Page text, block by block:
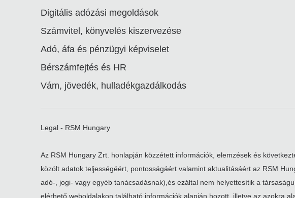
Digitális adózási megoldások
Számvitel, könyvelés kiszervezése
Adó, áfa és pénzügyi képviselet
Bérszámfejtés és HR
Vám, jövedék, hulladékgazdálkodás
Legal - RSM Hungary
Az RSM Hungary Zrt. honlapján közzétett információk, elemzések és
közölt adatok teljességéért, pontosságáért valamint aktualitásáért az RSM
adó-, jogi- vagy egyéb tanácsadásnak),és ezáltal nem helyettesítik a
elérhető weboldalakon található információk alapján hozott, illetve az azokra